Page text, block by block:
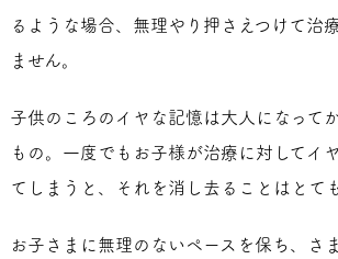
るような場合、無理やり押さえつけて治
ません。
子供のころのイヤな記憶は大人になって
もの。一度でもお子様が治療に対してイ
てしまうと、それを消し去ることはとて
お子さまに無理のないペースを保ち、さ